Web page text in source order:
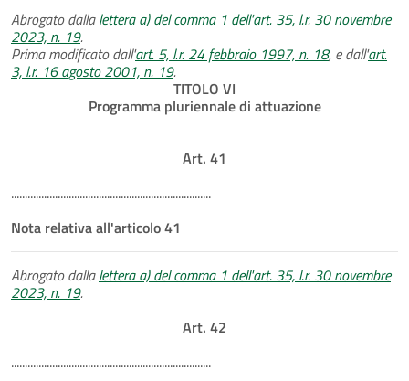
Abrogato dallalettera a) del comma 1 dell'art. 35, l.r. 30 novembre
2023, n. 19.
Prima modificato dall'art. 5, l.r. 24 febbraio 1997, n. 18, e dall'art.
3, l.r. 16 agosto 2001, n. 19.
TITOLO VI
Programma pluriennale di attuazione
Art. 41
.........................................................................
Nota relativa all'articolo 41
Abrogato dallalettera a) del comma 1 dell'art. 35, l.r. 30 novembre
2023, n. 19.
Art. 42
.........................................................................